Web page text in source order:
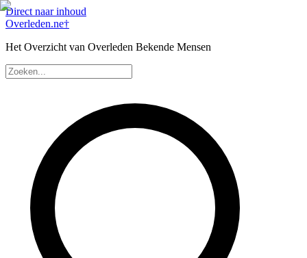
Direct naar inhoud
Overleden.ne†
Het Overzicht van Overleden Bekende Mensen